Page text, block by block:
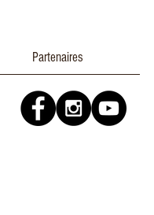
Partenaires